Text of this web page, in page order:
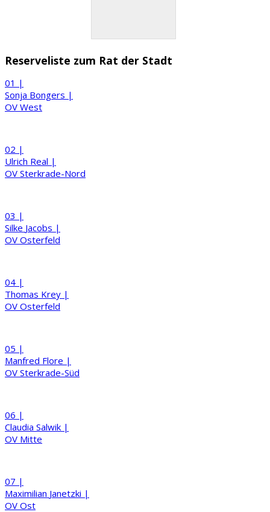
Reserveliste zum Rat der Stadt
01 |
Sonja Bongers |
OV West
02 |
Ulrich Real |
OV Sterkrade-Nord
03 |
Silke Jacobs |
OV Osterfeld
04 |
Thomas Krey |
OV Osterfeld
05 |
Manfred Flore |
OV Sterkrade-Süd
06 |
Claudia Salwik |
OV Mitte
07 |
Maximilian Janetzki |
OV Ost